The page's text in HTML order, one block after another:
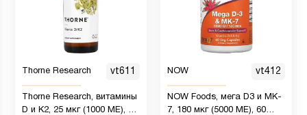
Thorne Research vt611
Thorne Research, витамины
D и K2, 25 мкг (1000 МЕ), 30
NOW vt412
NOW Foods, мега D3 и MK-
7, 180 мкг (5000 МЕ), 60